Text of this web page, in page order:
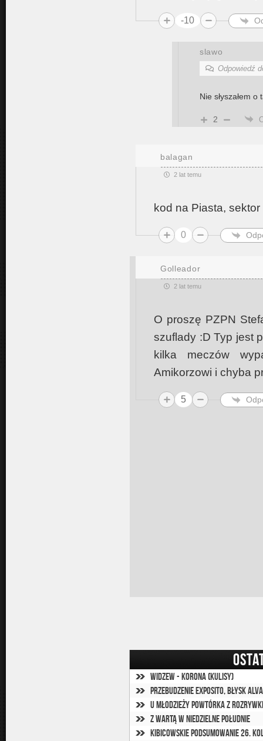
-10
slawo
Odpowiedź
Nie słyszałem
2
balagan
2 lat temu
kod na Piasta,
0
Golleador
2 lat temu
O proszę PZPN
szuflady :D Typ jest
kilka meczów
Amikorzowi i chyba
5
Widzew - Korona (kulisy)
Przebudzenie Exposito, błysk
U młodzieży powtórka z
Z Wartą w niedzielne południe
Kibicowskie podsumowanie 26.